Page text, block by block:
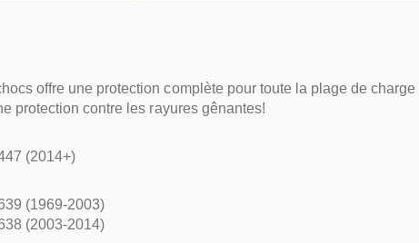
offre une protection complète pour toute la plage de
protection contre les rayures gênantes!
(2014+)
(1969-2003)
(2003-2014)